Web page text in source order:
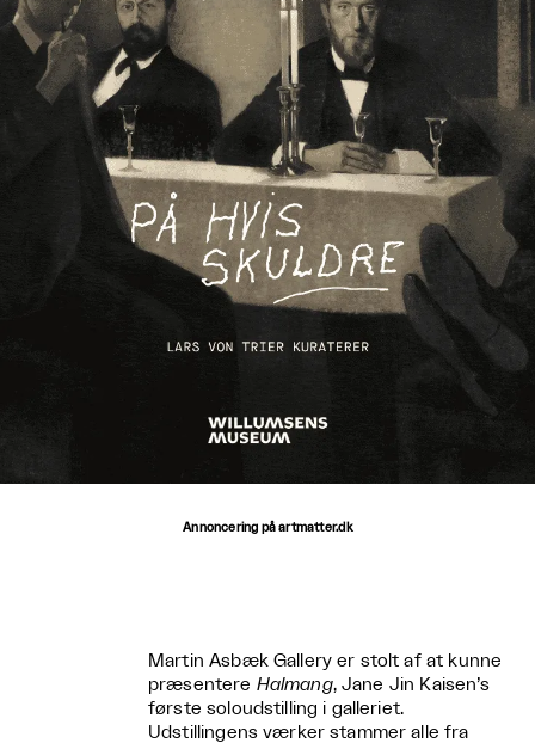
Annoncering på artmatter.dk
Martin Asbæk Gallery er stolt af at kunne
præsentere Halmang, Jane Jin Kaisen’s
første soloudstilling i galleriet.
Udstillingens værker stammer alle fra